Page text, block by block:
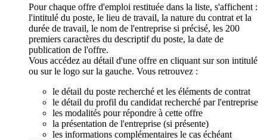
Pour chaque offre d'emploi restituée dans la liste, s'affichent :
l'intitulé du poste, le lieu de travail, la nature du contrat et la
durée de travail, le nom de l'entreprise si précisé, les 200
premiers caractères du descriptif du poste, la date de
publication de l'offre.
Vous accédez au détail d'une offre en cliquant sur son intitulé
ou sur le logo sur la gauche. Vous retrouvez :
le détail du poste recherché et les éléments de contrat
le détail du profil du candidat recherché par l'entreprise
les modalités pour répondre à cette offre
la présentation de l'entreprise (si présente)
les informations complémentaires le cas échéant